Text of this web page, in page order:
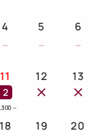
4 5 6
11
2
～
12 13
18 19 20